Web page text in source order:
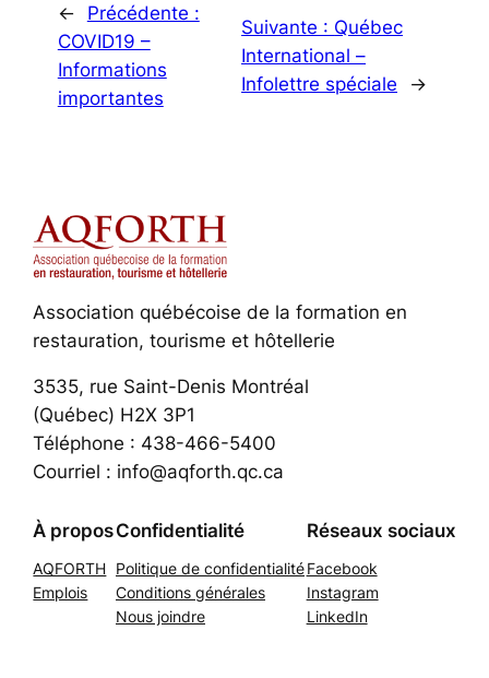
←
Précédente :
COVID19 –
Informations
importantes
Suivante : Québec
International –
Infolettre spéciale
→
Association québécoise de la formation en
restauration, tourisme et hôtellerie
3535, rue Saint-Denis Montréal
(Québec) H2X 3P1
Téléphone : 438-466-5400
Courriel : info@aqforth.qc.ca
À propos
AQFORTH
Emplois
Confidentialité
Politique de confidentialité
Conditions générales
Nous joindre
Réseaux sociaux
Facebook
Instagram
LinkedIn